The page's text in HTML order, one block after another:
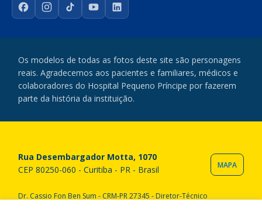
FacebookInstagram
TikTokYouTubeLinkedIn
Os modelos de todas as fotos deste site são personagens
reais. Agradecemos aos pacientes e familiares, médicos e
colaboradores do Hospital Pequeno Príncipe por fazerem
parte da história da instituição.
Rua Desembargador Motta, 1070
CEP 80250-060 - Curitiba - PR - Brasil
MAPA
Dr. Cassio Fon Ben Sum - CRM-PR 27345 - Diretor-Técnico